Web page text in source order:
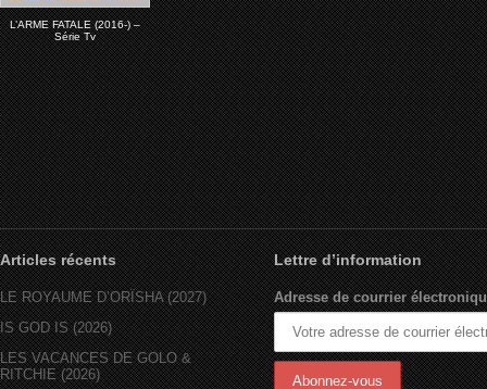
L’ARME FATALE (2016-) –
Série Tv
Articles récents
LE ROYAUME D’ORÏSHA (2027)
IS GOD IS (2026)
LES VACANCES DE GOLO &
RITCHIE (2026)
Lettre d’information
Adresse de courrier